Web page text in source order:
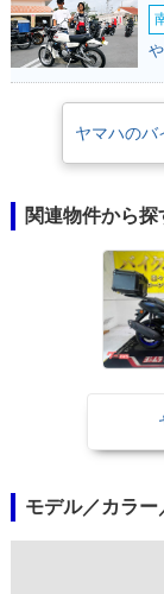
ヤマハのバ
関連物件から探
モデル／カラー